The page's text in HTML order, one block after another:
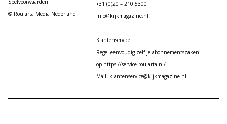
Spelvoorwaarden
© Roularta Media Nederland
+31 (0)20 – 210 5300
info@kijkmagazine.nl
Klantenservice
Regel eenvoudig zelf je abonnementszaken
op https://service.roularta.nl/
Mail: klantenservice@kijkmagazine.nl